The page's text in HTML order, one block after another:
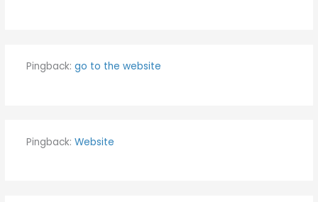
Pingback: go to the website
Pingback: Website